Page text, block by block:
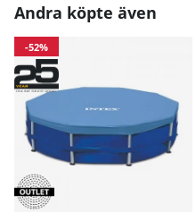
Andra köpte även
-52%